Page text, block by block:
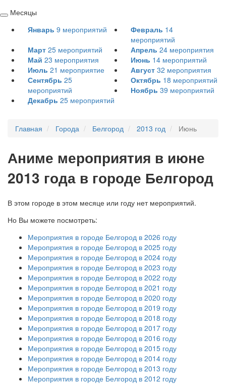
Свернуть
Месяцы
Январь 9 мероприятий Февраль 14
мероприятий
Март 25 мероприятий Апрель 24 мероприятия
Май 23 мероприятия Июнь 14 мероприятий
Июль 21 мероприятие Август 32 мероприятия
Сентябрь 25
мероприятий
Октябрь 18 мероприятий
Ноябрь 39 мероприятий
Декабрь 25 мероприятий
Главная Города Белгород 2013 год Июнь
Аниме мероприятия в июне
2013 года в городе Белгород
В этом городе в этом месяце или году нет мероприятий.
Но Вы можете посмотреть:
Мероприятия в городе Белгород в 2026 году
Мероприятия в городе Белгород в 2025 году
Мероприятия в городе Белгород в 2024 году
Мероприятия в городе Белгород в 2023 году
Мероприятия в городе Белгород в 2022 году
Мероприятия в городе Белгород в 2021 году
Мероприятия в городе Белгород в 2020 году
Мероприятия в городе Белгород в 2019 году
Мероприятия в городе Белгород в 2018 году
Мероприятия в городе Белгород в 2017 году
Мероприятия в городе Белгород в 2016 году
Мероприятия в городе Белгород в 2015 году
Мероприятия в городе Белгород в 2014 году
Мероприятия в городе Белгород в 2013 году
Мероприятия в городе Белгород в 2012 году